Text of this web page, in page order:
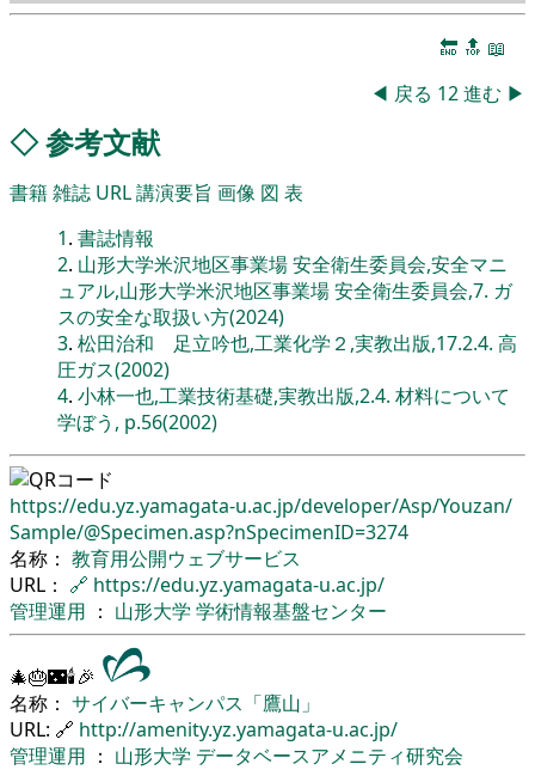
🔚 🔝 📖
◀ 戻る 12進む ▶
◇参考文献
書籍雑誌 URL講演要旨 画像 図 表
1. 書誌情報
2. 山形大学米沢地区事業場 安全衛生委員会,安全マニ
ュアル,山形大学米沢地区事業場 安全衛生委員会,7. ガ
スの安全な取扱い方(2024)
3. 松田治和 足立吟也,工業化学２,実教出版,17.2.4. 高
圧ガス(2002)
4. 小林一也,工業技術基礎,実教出版,2.4. 材料について
学ぼう, p.56(2002)
https://edu.yz.yamagata-u.ac.jp/developer/Asp/Youzan/
Sample/@Specimen.asp?nSpecimenID=3274
名称： 教育用公開ウェブサービス
URL： 🔗 https://edu.yz.yamagata-u.ac.jp/
管理運用 ： 山形大学 学術情報基盤センター
🎄🎂🌃🕯🎉
名称： サイバーキャンパス「鷹山」
URL: 🔗 http://amenity.yz.yamagata-u.ac.jp/
管理運用 ： 山形大学 データベースアメニティ研究会